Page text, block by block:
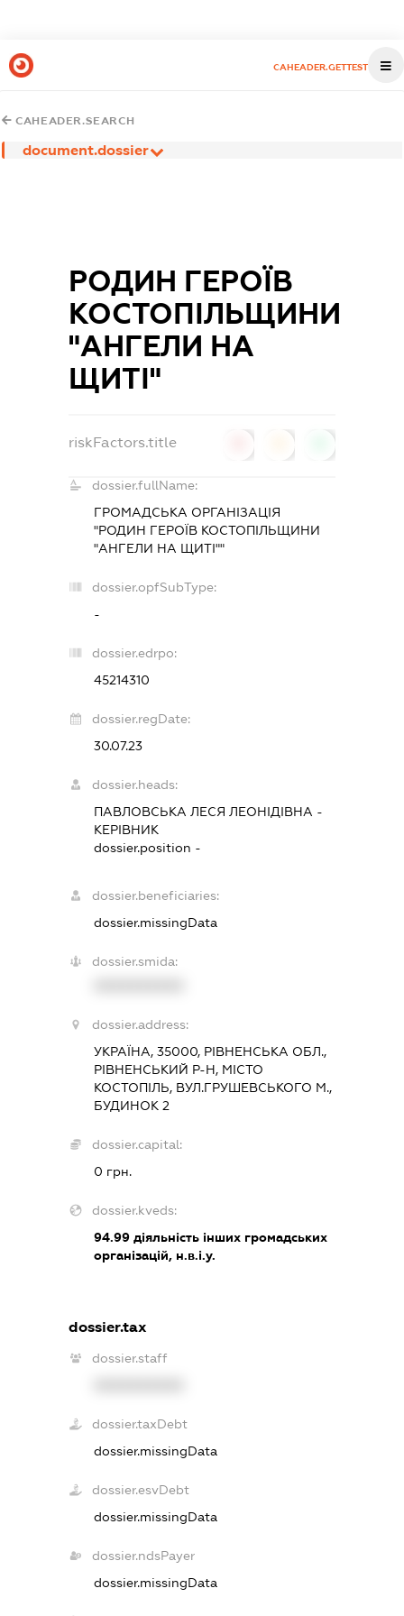
CAHEADER.GETTEST
CAHEADER.SEARCH
document.dossier
РОДИН ГЕРОЇВ
КОСТОПІЛЬЩИНИ
"АНГЕЛИ НА
ЩИТІ"
riskFactors.title
dossier.fullName:
ГРОМАДСЬКА ОРГАНІЗАЦІЯ
"РОДИН ГЕРОЇВ КОСТОПІЛЬЩИНИ
"АНГЕЛИ НА ЩИТІ""
dossier.opfSubType:
-
dossier.edrpo:
45214310
dossier.regDate:
30.07.23
dossier.heads:
ПАВЛОВСЬКА ЛЕСЯ ЛЕОНІДІВНА -
КЕРІВНИК
dossier.position -
dossier.beneficiaries:
dossier.missingData
dossier.smida:
dossier.address:
УКРАЇНА, 35000, РІВНЕНСЬКА ОБЛ.,
РІВНЕНСЬКИЙ Р-Н, МІСТО
КОСТОПІЛЬ, ВУЛ.ГРУШЕВСЬКОГО М.,
БУДИНОК 2
dossier.capital:
0 грн.
dossier.kveds:
94.99 діяльність інших громадських
організацій, н.в.і.у.
dossier.tax
dossier.staff
dossier.taxDebt
dossier.missingData
dossier.esvDebt
dossier.missingData
dossier.ndsPayer
dossier.missingData